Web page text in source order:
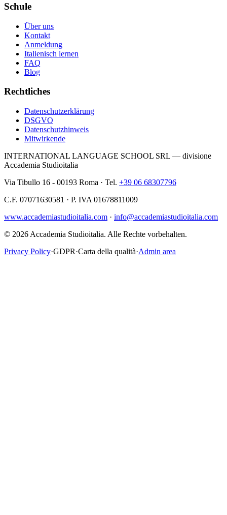
Schule
Über uns
Kontakt
Anmeldung
Italienisch lernen
FAQ
Blog
Rechtliches
Datenschutzerklärung
DSGVO
Datenschutzhinweis
Mitwirkende
INTERNATIONAL LANGUAGE SCHOOL SRL — divisione
Accademia Studioitalia
Via Tibullo 16 - 00193 Roma · Tel. +39 06 68307796
C.F. 07071630581 · P. IVA 01678811009
www.accademiastudioitalia.com · info@accademiastudioitalia.com
© 2026 Accademia Studioitalia. Alle Rechte vorbehalten.
Privacy Policy·GDPR·Carta della qualità·Admin area